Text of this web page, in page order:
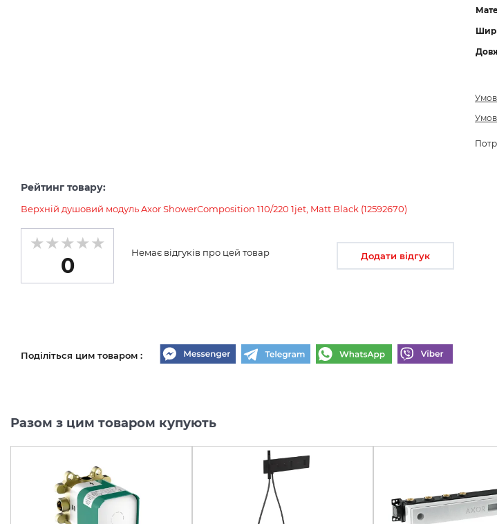
Рейтинг товару:
Верхній душовий модуль Axor ShowerComposition 110/220 1jet, Matt Black (12592670)
0
Немає відгуків про цей товар Додати відгук
Поділіться цим товаром :
Разом з цим товаром купують